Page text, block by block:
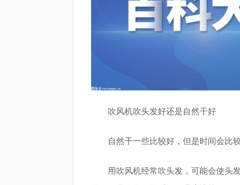
吹风机吹头发好还是自然干好
自然干一些比较好，但是时间会比较
用吹风机经常吹头发，可能会使头